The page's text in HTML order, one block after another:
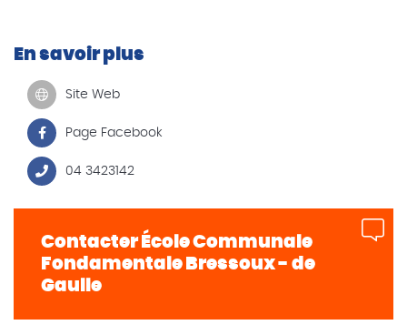
En savoir plus
Site Web
Page Facebook
04 3423142
Contacter École Communale
Fondamentale Bressoux - de
Gaulle